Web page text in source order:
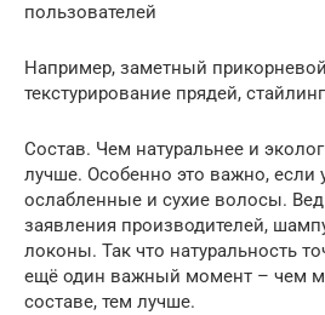
пользователей
Например, заметный
текстурирование прядей,
Состав. Чем натуральнее и
лучше. Особенно это важно, если
ослабленные и сухие волосы.
заявления производителей,
локоны. Так что натуральность
ещё один важный момент – чем
составе, тем лучше.